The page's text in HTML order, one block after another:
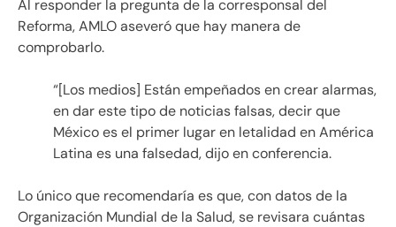
Al responder la pregunta de la corresponsal del
Reforma, AMLO aseveró que hay manera de
comprobarlo.
“[Los medios] Están empeñados en crear alarmas,
en dar este tipo de noticias falsas, decir que
México es el primer lugar en letalidad en América
Latina es una falsedad, dijo en conferencia.
Lo único que recomendaría es que, con datos de la
Organización Mundial de la Salud, se revisara cuántas